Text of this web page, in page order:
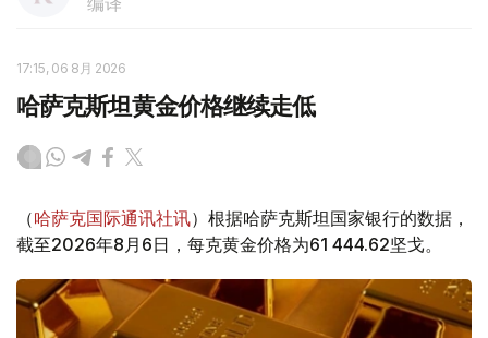
17:15, 06 8月 2026
哈萨克斯坦黄金价格继续走低
（哈萨克国际通讯社讯）根据哈萨克斯坦国家银行的数据，
截至2026年8月6日，每克黄金价格为61 444.62坚戈。